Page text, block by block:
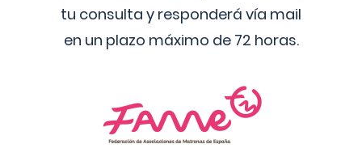
tu consulta y responderá vía mail
en un plazo máximo de 72 horas.